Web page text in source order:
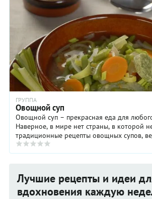
ГРУППА
Овощной суп
Овощной суп – прекрасная еда для
Наверное, в мире нет страны, в которой
традиционные рецепты овощных супов,
вкусны, полезны и довольно быстро ...
Лучшие рецепты и идеи
вдохновения каждую